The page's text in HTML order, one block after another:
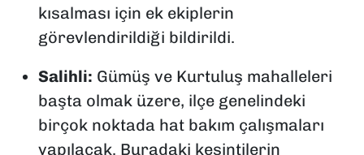
kısalması için ek ekiplerin
görevlendirildiği bildirildi.
Salihli: Gümüş ve Kurtuluş mahalleleri
başta olmak üzere, ilçe genelindeki
birçok noktada hat bakım çalışmaları
yapılacak. Buradaki kesintilerin